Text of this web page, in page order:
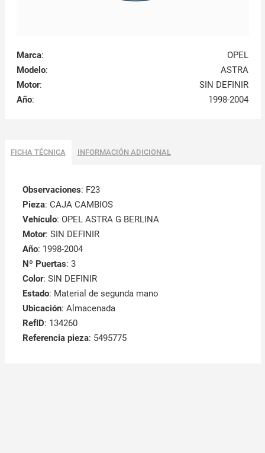
Marca:
OPEL
Modelo:
ASTRA
Motor:
SIN DEFINIR
Año: 1998-2004
FICHA TÉCNICA INFORMACIÓN ADICIONAL
Observaciones: F23
Pieza: CAJA CAMBIOS
Vehículo: OPEL ASTRA G BERLINA
Motor: SIN DEFINIR
Año: 1998-2004
Nº Puertas: 3
Color: SIN DEFINIR
Estado: Material de segunda mano
Ubicación: Almacenada
RefID: 134260
Referencia pieza: 5495775